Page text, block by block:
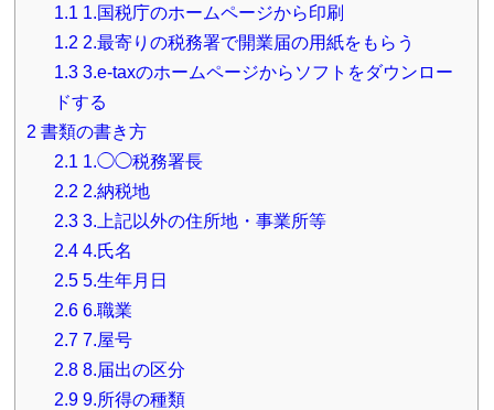
1.1 1.国税庁のホームページから印刷
1.2 2.最寄りの税務署で開業届の用紙をもらう
1.33.e-taxのホームページからソフトをダウンロー
ドする
2 書類の書き方
2.1 1.◯◯税務署長
2.2 2.納税地
2.33.上記以外の住所地・事業所等
2.44.氏名
2.55.生年月日
2.66.職業
2.77.屋号
2.88.届出の区分
2.99.所得の種類